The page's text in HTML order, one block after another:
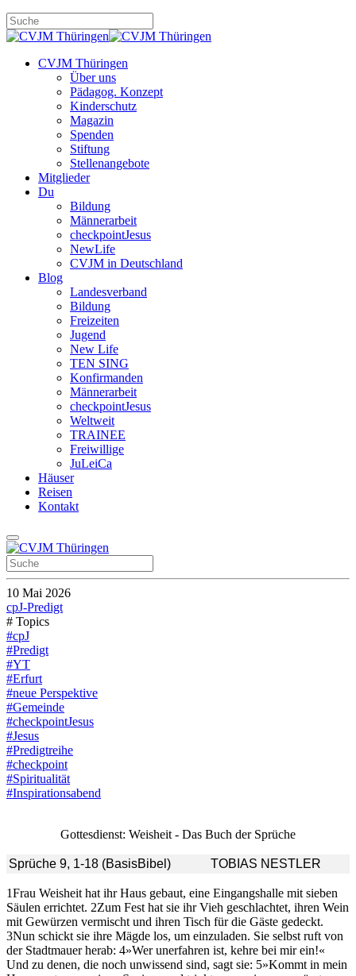
CVJM Thüringen
Über uns
Pädagog. Konzept
Kinderschutz
Magazin
Spenden
Stiftung
Stellenangebote
Mitglieder
Du
Bildung
Männerarbeit
checkpointJesus
NewLife
CVJM in Deutschland
Blog
Landesverband
Bildung
Freizeiten
Jugend
New Life
TEN SING
Konfirmanden
Männerarbeit
checkpointJesus
Weltweit
TRAINEE
Freiwillige
JuLeiCa
Häuser
Reisen
Kontakt
10 Mai 2026
cpJ-Predigt
# Topics
#cpJ
#Predigt
#YT
#Erfurt
#neue Perspektive
#Gemeinde
#checkpointJesus
#Jesus
#Predigtreihe
#checkpoint
#Spiritualität
#Inspirationsabend
Gottesdienst: Weisheit - Das Buch der Sprüche
Sprüche 9, 1-18 (BasisBibel) TOBIAS NESTLER
1Frau Weisheit hat ihr Haus gebaut, eine Eingangshalle mit sieben
Säulen errichtet. 2Zum Fest hat sie ihr Vieh geschlachtet, ihren Wein
mit Gewürzen vermischt und ihren Tisch für die Gäste gedeckt.
3Nun schickt sie ihre Mägde los, um einzuladen. Sie selbst ruft von
der Stadtmauer herab: 4»Wer unerfahren ist, kehre bei mir ein!«
Und zu denen, die noch unwissend sind, sagt sie: 5»Kommt in mein